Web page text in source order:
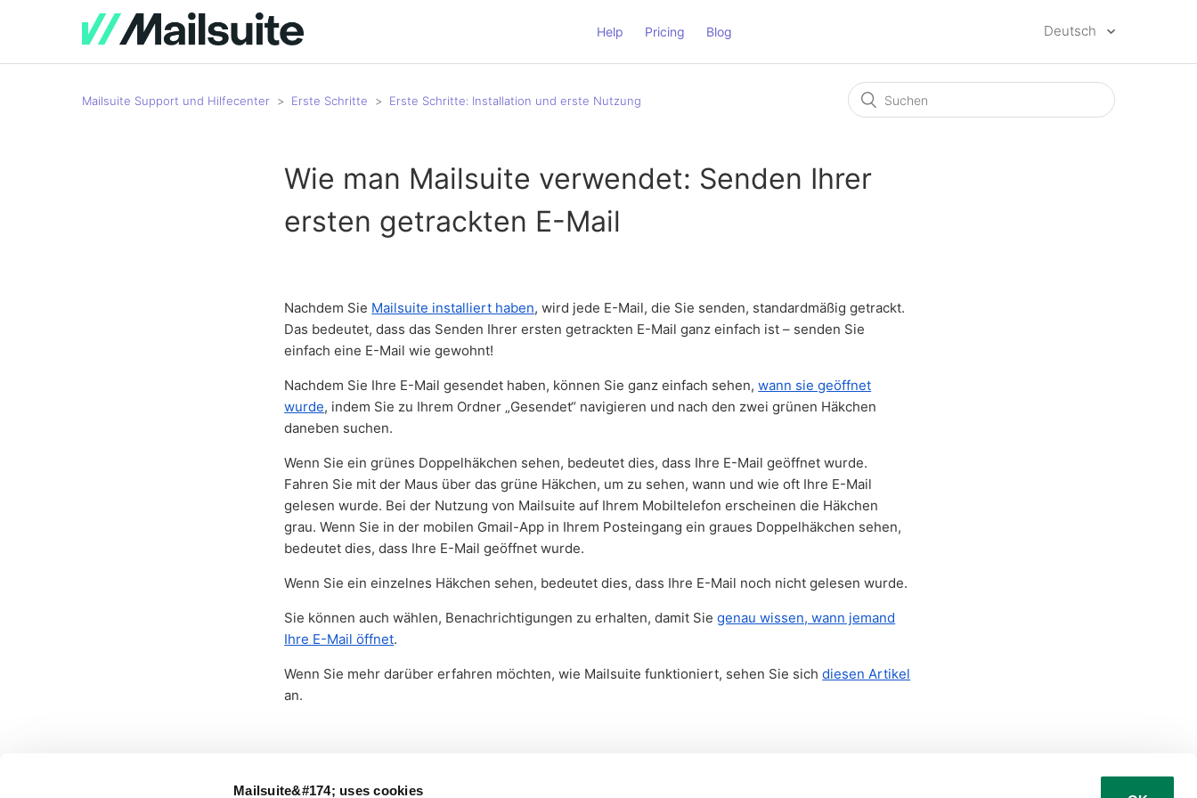
Mailsuite&#174; uses cookies
Help Pricing Blog Deutsch
Mailsuite Support und Hilfecenter Erste Schritte Erste Schritte: Installation und erste Nutzung
Wie man Mailsuite verwendet: Senden Ihrer
ersten getrackten E-Mail
Nachdem Sie Mailsuite installiert haben, wird jede E-Mail, die Sie senden, standardmäßig getrackt.
Das bedeutet, dass das Senden Ihrer ersten getrackten E-Mail ganz einfach ist – senden Sie
einfach eine E-Mail wie gewohnt!
Nachdem Sie Ihre E-Mail gesendet haben, können Sie ganz einfach sehen,wann sie geöffnet
wurde, indem Sie zu Ihrem Ordner „Gesendet“ navigieren und nach den zwei grünen Häkchen
daneben suchen.
Wenn Sie ein grünes Doppelhäkchen sehen, bedeutet dies, dass Ihre E-Mail geöffnet wurde.
Fahren Sie mit der Maus über das grüne Häkchen, um zu sehen, wann und wie oft Ihre E-Mail
gelesen wurde. Bei der Nutzung von Mailsuite auf Ihrem Mobiltelefon erscheinen die Häkchen
grau. Wenn Sie in der mobilen Gmail-App in Ihrem Posteingang ein graues Doppelhäkchen sehen,
bedeutet dies, dass Ihre E-Mail geöffnet wurde.
Wenn Sie ein einzelnes Häkchen sehen, bedeutet dies, dass Ihre E-Mail noch nicht gelesen wurde.
Sie können auch wählen, Benachrichtigungen zu erhalten, damit Siegenau wissen, wann jemand
Ihre E-Mail öffnet.
Wenn Sie mehr darüber erfahren möchten, wie Mailsuite funktioniert, sehen Sie sichdiesen Artikel
an.